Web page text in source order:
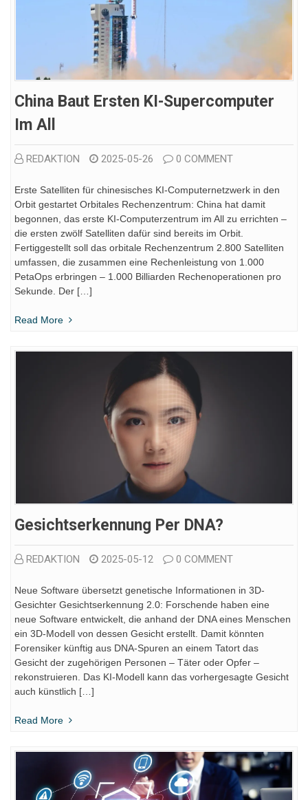
China Baut Ersten KI-Supercomputer
Im All
REDAKTION 2025-05-26 0 COMMENT
Erste Satelliten für chinesisches KI-Computernetzwerk in den
Orbit gestartet Orbitales Rechenzentrum: China hat damit
begonnen, das erste KI-Computerzentrum im All zu errichten –
die ersten zwölf Satelliten dafür sind bereits im Orbit.
Fertiggestellt soll das orbitale Rechenzentrum 2.800 Satelliten
umfassen, die zusammen eine Rechenleistung von 1.000
PetaOps erbringen – 1.000 Billiarden Rechenoperationen pro
Sekunde. Der […]
Read More
Gesichtserkennung Per DNA?
REDAKTION 2025-05-12 0 COMMENT
Neue Software übersetzt genetische Informationen in 3D-
Gesichter Gesichtserkennung 2.0: Forschende haben eine
neue Software entwickelt, die anhand der DNA eines Menschen
ein 3D-Modell von dessen Gesicht erstellt. Damit könnten
Forensiker künftig aus DNA-Spuren an einem Tatort das
Gesicht der zugehörigen Personen – Täter oder Opfer –
rekonstruieren. Das KI-Modell kann das vorhergesagte Gesicht
auch künstlich […]
Read More